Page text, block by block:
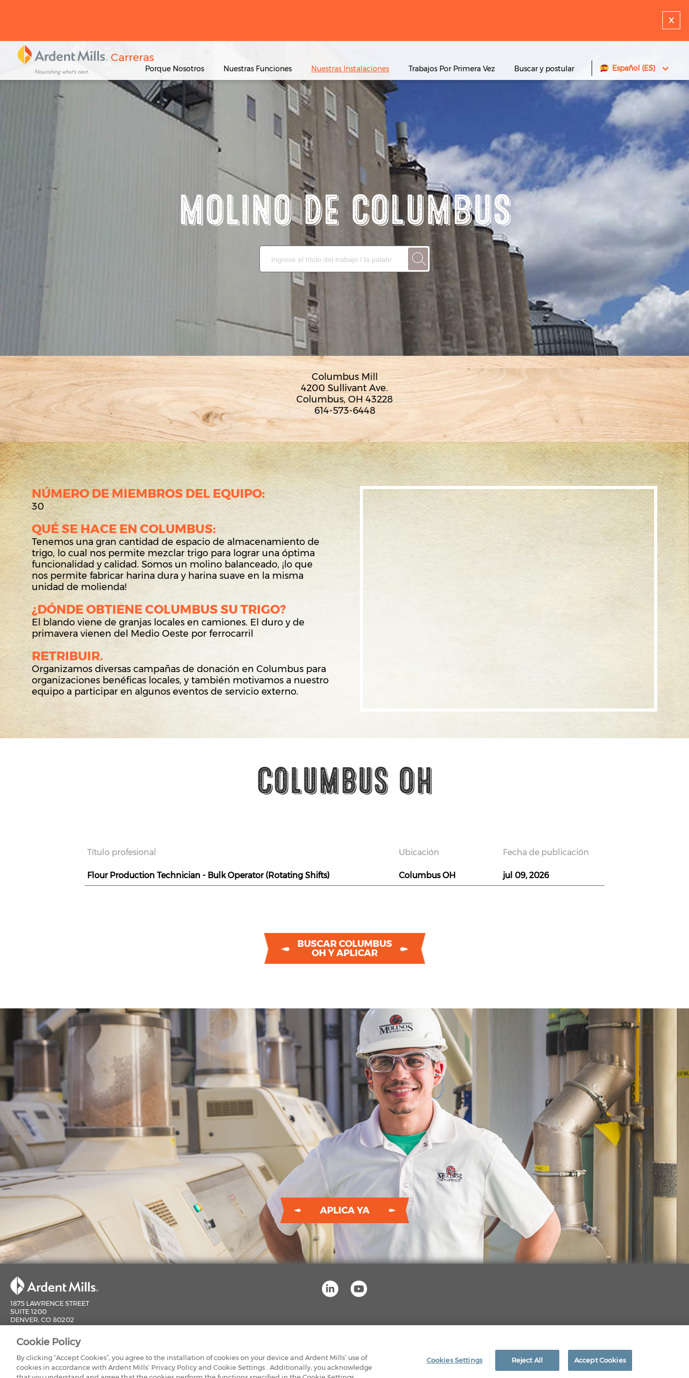
x
Carreras
Español (ES)
Porque Nosotros Nuestras Funciones Nuestras Instalaciones Trabajos Por Primera Vez Buscar y postular
MOLINO DE COLUMBUS
Columbus Mill
4200 Sullivant Ave.
Columbus, OH 43228
614-573-6448
NÚMERO DE MIEMBROS DEL EQUIPO:
30
QUÉ SE HACE EN COLUMBUS:
Tenemos una gran cantidad de espacio de almacenamiento de
trigo, lo cual nos permite mezclar trigo para lograr una óptima
funcionalidad y calidad. Somos un molino balanceado, ¡lo que
nos permite fabricar harina dura y harina suave en la misma
unidad de molienda!
¿DÓNDE OBTIENE COLUMBUS SU TRIGO?
El blando viene de granjas locales en camiones. El duro y de
primavera vienen del Medio Oeste por ferrocarril
RETRIBUIR.
Organizamos diversas campañas de donación en Columbus para
organizaciones benéficas locales, y también motivamos a nuestro
equipo a participar en algunos eventos de servicio externo.
Columbus OH
Título profesional Ubicación Fecha de publicación
Flour Production Technician - Bulk Operator (Rotating Shifts) Columbus OH jul 09, 2026
BUSCAR COLUMBUS
OH Y APLICAR
APLICA YA
1875 LAWRENCE STREET
SUITE 1200
DENVER, CO 80202
800-851-9618
EEO RIGHTS
© 2026 ARDENT MILLS. TODOS LOS DERECHOS RESERVADOS.
Cookie Policy
By clicking “Accept Cookies”, you agree to the installation of cookies on your device and Ardent Mills’ use of
cookies in accordance with Ardent Mills’ Privacy Policy and Cookie Settings . Additionally, you acknowledge
Cookies Settings Reject All Accept Cookies